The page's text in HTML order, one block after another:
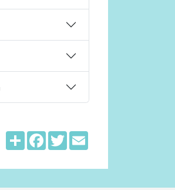
ShareFacebook
Twitter